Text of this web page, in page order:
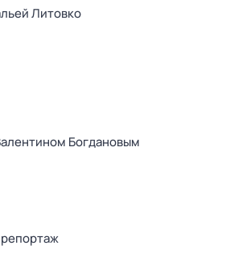
Литовко
Богдановым